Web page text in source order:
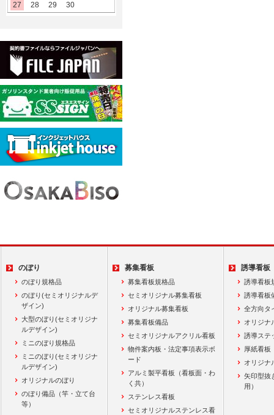
27
28 29 30
のぼり
のぼり規格品
のぼり(セミオリジナルデ
ザイン)
大型のぼり(セミオリジナ
ルデザイン)
ミニのぼり規格品
ミニのぼり(セミオリジナ
ルデザイン)
オリジナルのぼり
のぼり備品（竿・立て台
等）
募集看板
募集看板規格品
セミオリジナル募集看板
オリジナル募集看板
募集看板備品
セミオリジナルアクリル看板
物件案内板・法定事項表示ボ
ード
アルミ製平看板（看板面・わ
く共）
ステンレス看板
セミオリジナルステンレス看
誘導看板
誘導看板
誘導看板
全方向タ
オリジナ
誘導ステ
厚紙看板
オリジナ
矢印型抜
用）